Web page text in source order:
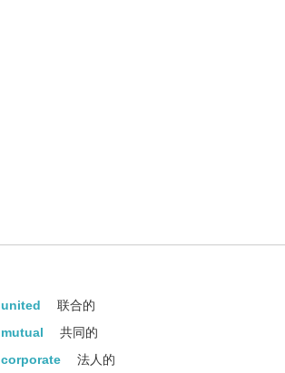
united
联合的
mutual
共同的
corporate
法人的